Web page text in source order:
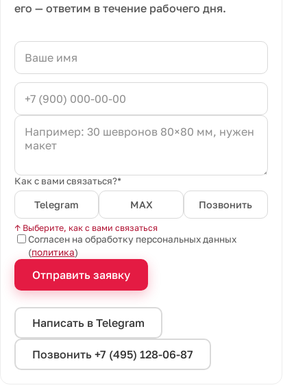
его — ответим в течение рабочего дня.
Как с вами связаться?*
Telegram MAX Позвонить
↑ Выберите, как с вами связаться
Согласен на обработку персональных данных
(политика)
Отправить заявку
Написать в Telegram
Позвонить +7 (495) 128-06-87